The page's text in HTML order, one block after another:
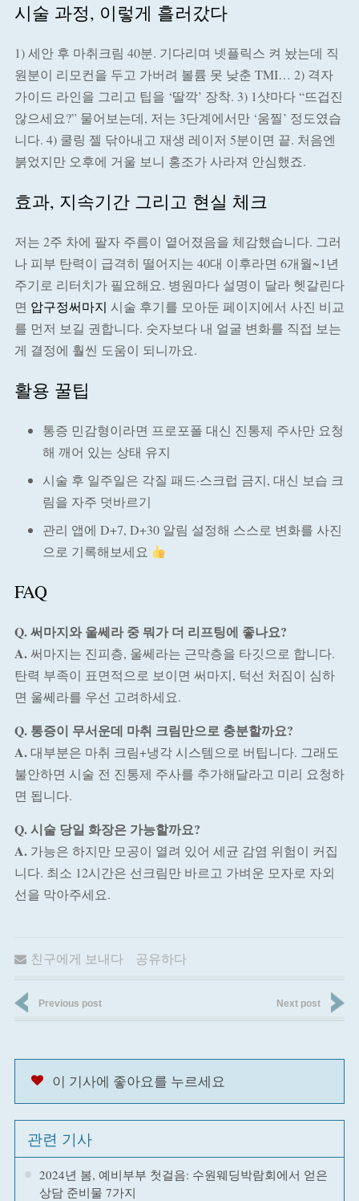
시술 과정, 이렇게 흘러갔다
1) 세안 후 마취크림 40분. 기다리며 넷플릭스 켜 놨는데 직
원분이 리모컨을 두고 가버려 볼륨 못 낮춘 TMI… 2) 격자
가이드 라인을 그리고 팁을 ‘딸깍’ 장착. 3) 1샷마다 “뜨겁진
않으세요?” 물어보는데, 저는 3단계에서만 ‘움찔’ 정도였습
니다. 4) 쿨링 젤 닦아내고 재생 레이저 5분이면 끝. 처음엔
붉었지만 오후에 거울 보니 홍조가 사라져 안심했죠.
효과, 지속기간 그리고 현실 체크
저는 2주 차에 팔자 주름이 옅어졌음을 체감했습니다. 그러
나 피부 탄력이 급격히 떨어지는 40대 이후라면 6개월~1년
주기로 리터치가 필요해요. 병원마다 설명이 달라 헷갈린다
면 압구정써마지 시술 후기를 모아둔 페이지에서 사진 비교
를 먼저 보길 권합니다. 숫자보다 내 얼굴 변화를 직접 보는
게 결정에 훨씬 도움이 되니까요.
활용 꿀팁
통증 민감형이라면 프로포폴 대신 진통제 주사만 요청
해 깨어 있는 상태 유지
시술 후 일주일은 각질 패드·스크럽 금지, 대신 보습 크
림을 자주 덧바르기
관리 앱에 D+7, D+30 알림 설정해 스스로 변화를 사진
으로 기록해보세요
FAQ
Q. 써마지와 울쎄라 중 뭐가 더 리프팅에 좋나요?
A.써마지는 진피층, 울쎄라는 근막층을 타깃으로 합니다.
탄력 부족이 표면적으로 보이면 써마지, 턱선 처짐이 심하
면 울쎄라를 우선 고려하세요.
Q. 통증이 무서운데 마취 크림만으로 충분할까요?
A.대부분은 마취 크림+냉각 시스템으로 버팁니다. 그래도
불안하면 시술 전 진통제 주사를 추가해달라고 미리 요청하
면 됩니다.
Q. 시술 당일 화장은 가능할까요?
A.가능은 하지만 모공이 열려 있어 세균 감염 위험이 커집
니다. 최소 12시간은 선크림만 바르고 가벼운 모자로 자외
선을 막아주세요.
친구에게 보내다 공유하다
Previous post Next post
이 기사에 좋아요를 누르세요
관련 기사
2024년 봄, 예비부부 첫걸음: 수원웨딩박람회에서 얻은
상담 준비물 7가지